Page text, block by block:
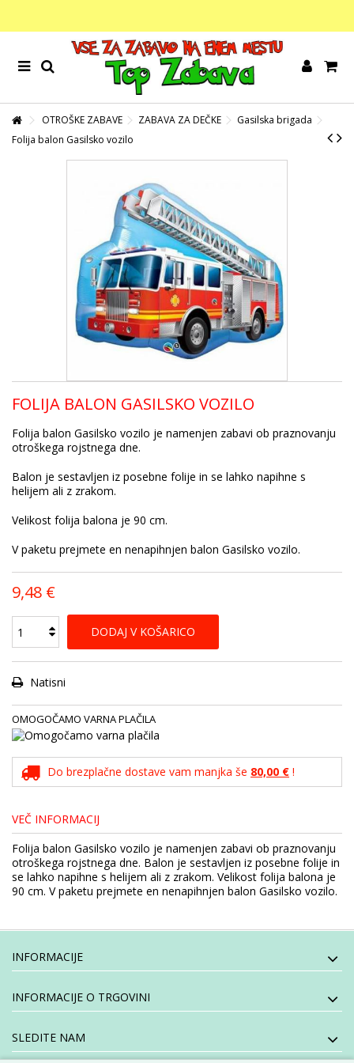
OTROŠKE ZABAVE ZABAVA ZA DEČKE
Gasilska brigada
Folija balon Gasilsko vozilo
FOLIJA BALON GASILSKO VOZILO
Folija balon Gasilsko vozilo je namenjen zabavi ob praznovanju
otroškega rojstnega dne.
Balon je sestavljen iz posebne folije in se lahko napihne s
helijem ali z zrakom.
Velikost folija balona je 90 cm.
V paketu prejmete en nenapihnjen balon Gasilsko vozilo.
9,48 €
DODAJ V KOŠARICO
Natisni
OMOGOČAMO VARNA PLAČILA
Do brezplačne dostave vam manjka še 80,00 € !
VEČ INFORMACIJ
Folija balon Gasilsko vozilo je namenjen zabavi ob praznovanju
otroškega rojstnega dne. Balon je sestavljen iz posebne folije in
se lahko napihne s helijem ali z zrakom. Velikost folija balona je
90 cm. V paketu prejmete en nenapihnjen balon Gasilsko vozilo.
INFORMACIJE
INFORMACIJE O TRGOVINI
SLEDITE NAM